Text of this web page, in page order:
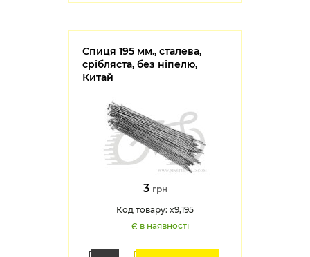
Спиця 195 мм., сталева,
срібляста, без ніпелю,
Китай
3 грн
Код товару: x9,195
Є в наявності